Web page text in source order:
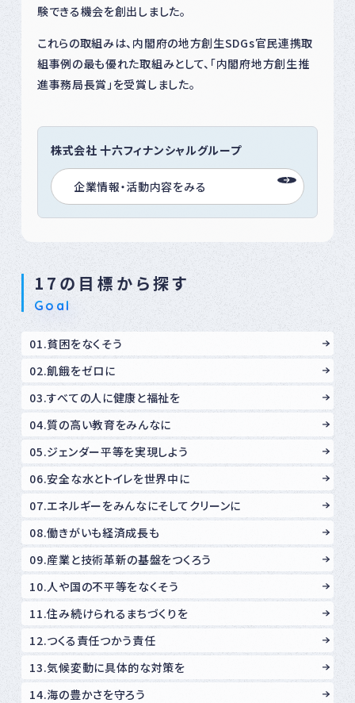
17の目標から探す
Goal
01.貧困をなくそう
02.飢餓をゼロに
03.すべての人に健康と福祉を
04.質の高い教育をみんなに
05.ジェンダー平等を実現しよう
06.安全な水とトイレを世界中に
07.エネルギーをみんなにそしてクリーンに
08.働きがいも経済成長も
09.産業と技術革新の基盤をつくろう
10.人や国の不平等をなくそう
11.住み続けられるまちづくりを
12.つくる責任つかう責任
13.気候変動に具体的な対策を
14.海の豊かさを守ろう
験できる機会を創出しました。
これらの取組みは、内閣府の地方創生SDGs官民連携取
組事例の最も優れた取組みとして、「内閣府地方創生推
進事務局長賞」を受賞しました。
株式会社 十六フィナンシャルグループ
企業情報・活動内容をみる